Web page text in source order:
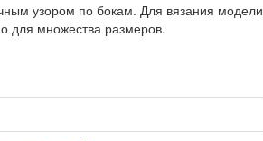
узором по бокам. Для вязания модели
для множества размеров.